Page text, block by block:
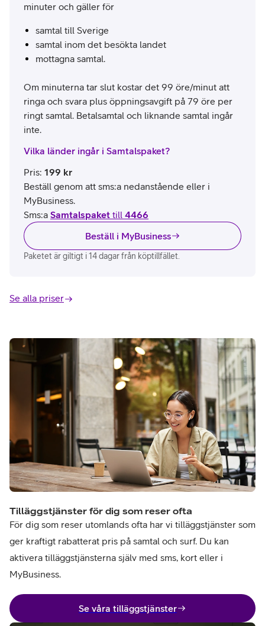
minuter och gäller för
samtal till Sverige
samtal inom det besökta landet
mottagna samtal.
Om minuterna tar slut kostar det 99 öre/minut att
ringa och svara plus öppningsavgift på 79 öre per
ringt samtal. Betalsamtal och liknande samtal ingår
inte.
Vilka länder ingår i Samtalspaket?
Pris: 199 kr
Beställ genom att sms:a nedanstående eller i
MyBusiness.
Sms:a Samtalspaket till 4466
Beställ i MyBusiness
Paketet är giltigt i 14 dagar från köptillfället.
Se alla priser
Tilläggstjänster för dig som reser ofta
För dig som reser utomlands ofta har vi tilläggstjänster som
ger kraftigt rabatterat pris på samtal och surf. Du kan
aktivera tilläggstjänsterna själv med sms, kort eller i
MyBusiness.
Se våra tilläggstjänster